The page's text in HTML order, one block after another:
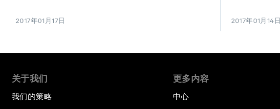
2017年01月17日 2017年01月14日
关于我们
我们的策略
更多内容
中心